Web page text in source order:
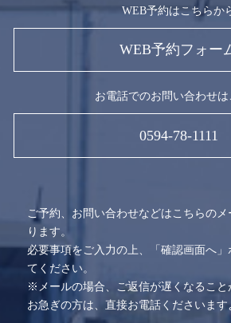
WEB予約はこちらか
WEB予約フォー
お電話でのお問い合わせは
0594-78-1111
ご予約、お問い合わせなどはこちらの
ります。
必要事項をご入力の上、「確認画面へ」
てください。
※メールの場合、ご返信が遅くなること
お急ぎの方は、直接お電話くださいます